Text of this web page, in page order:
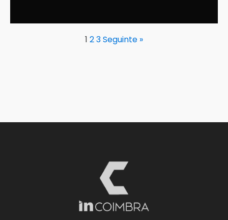
1 23Seguinte »